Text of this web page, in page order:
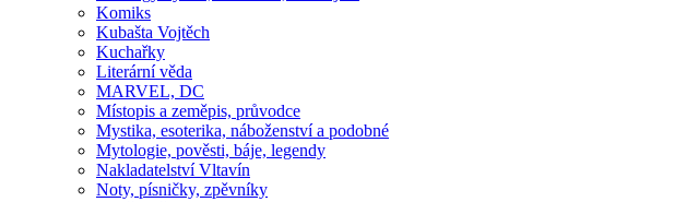
Komiks
Kubašta Vojtěch
Kuchařky
Literární věda
MARVEL, DC
Místopis a zeměpis, průvodce
Mystika, esoterika, náboženství a podobné
Mytologie, pověsti, báje, legendy
Nakladatelství Vltavín
Noty, písničky, zpěvníky